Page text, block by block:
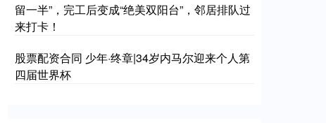
留一半”，完工后变成“绝美双阳台”，邻居排队过
来打卡！
股票配资合同 少年·终章|34岁内马尔迎来个人第
四届世界杯